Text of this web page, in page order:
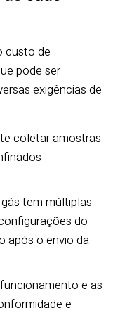
custo de
pode ser
exigências de
coletar amostras
tem múltiplas
do
após o envio da
e as
e